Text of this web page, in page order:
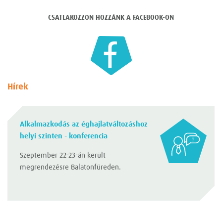
CSATLAKOZZON HOZZÁNK A FACEBOOK-ON
Hírek
Alkalmazkodás az éghajlatváltozáshoz
helyi szinten - konferencia
Szeptember 22-23-án került
megrendezésre Balatonfüreden.